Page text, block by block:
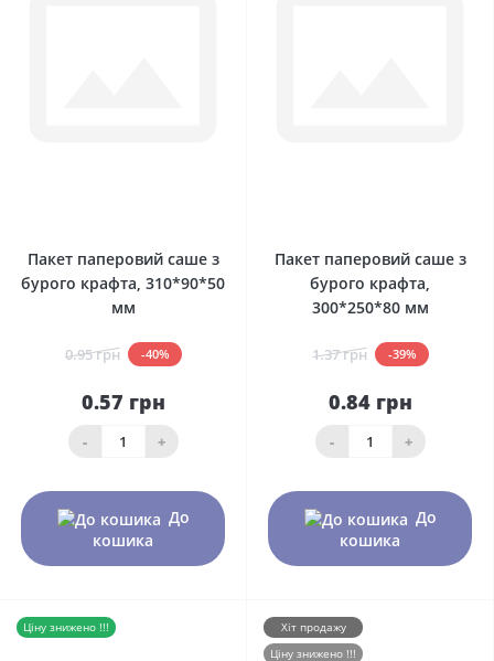
Пакет паперовий саше з
бурого крафта, 310*90*50
мм
0.95 грн -40%
0.57 грн
- +
До
кошика
Пакет паперовий саше з
бурого крафта,
300*250*80 мм
1.37 грн -39%
0.84 грн
- +
До
кошика
Ціну знижено !!!
Хіт продажу
Ціну знижено !!!